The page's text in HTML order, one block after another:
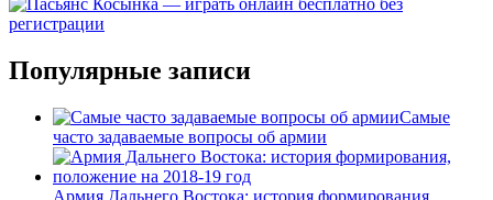
Популярные записи
Самые
часто задаваемые вопросы об армии